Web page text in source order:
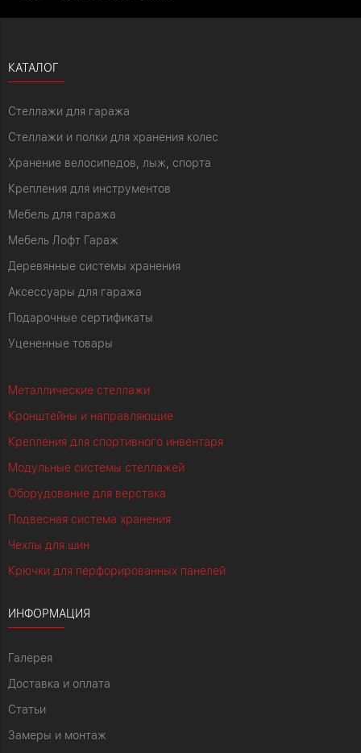
КАТАЛОГ
Стеллажи для гаража
Стеллажи и полки для хранения колес
Хранение велосипедов, лыж, спорта
Крепления для инструментов
Мебель для гаража
Мебель Лофт Гараж
Деревянные системы хранения
Аксессуары для гаража
Подарочные сертификаты
Уцененные товары
Металлические стеллажи
Кронштейны и направляющие
Крепления для спортивного инвентаря
Модульные системы стеллажей
Оборудование для верстака
Подвесная система хранения
Чехлы для шин
Крючки для перфорированных панелей
ИНФОРМАЦИЯ
Галерея
Доставка и оплата
Статьи
Замеры и монтаж